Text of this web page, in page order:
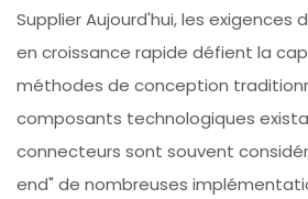
Supplier Aujourd'hui, les exigences
en croissance rapide défient la
méthodes de conception
composants technologiques
connecteurs sont souvent
end" de nombreuses